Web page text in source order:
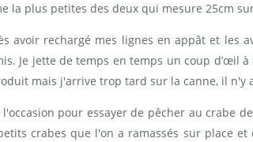
la plus petites des deux qui mesure 25cm
avoir rechargé mes lignes en appât et les
Je jette de temps en temps un coup d’œil
mais j'arrive trop tard sur la canne, il n'y
l'occasion pour essayer de pêcher au crabe
crabes que l'on a ramassés sur place